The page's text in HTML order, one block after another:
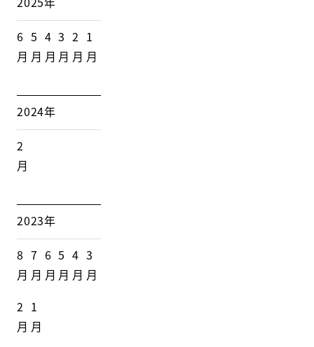
6
月
5
月
4
月
3
月
2
月
1
月
2024年
2
月
2023年
8
月
7
月
6
月
5
月
4
月
3
月
2
月
1
月